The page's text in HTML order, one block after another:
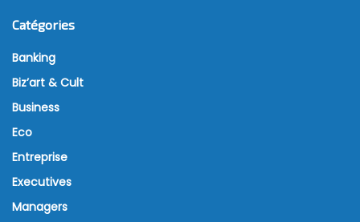
Catégories
Banking
Biz’art & Cult
Business
Eco
Entreprise
Executives
Managers